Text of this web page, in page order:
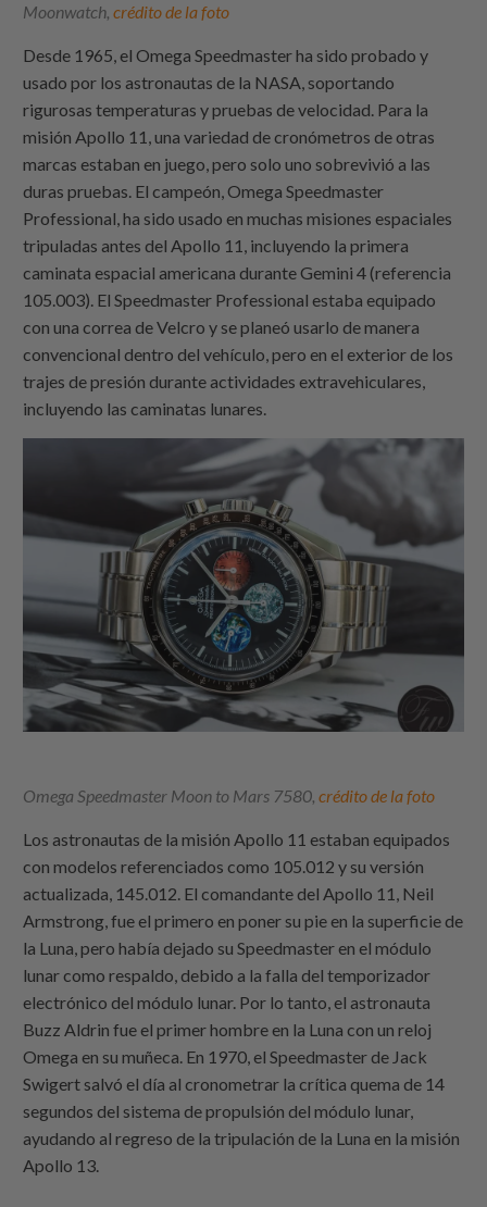
Moonwatch, crédito de la foto
Desde 1965, el Omega Speedmaster ha sido probado y
usado por los astronautas de la NASA, soportando
rigurosas temperaturas y pruebas de velocidad. Para la
misión Apollo 11, una variedad de cronómetros de otras
marcas estaban en juego, pero solo uno sobrevivió a las
duras pruebas. El campeón, Omega Speedmaster
Professional, ha sido usado en muchas misiones espaciales
tripuladas antes del Apollo 11, incluyendo la primera
caminata espacial americana durante Gemini 4 (referencia
105.003). El Speedmaster Professional estaba equipado
con una correa de Velcro y se planeó usarlo de manera
convencional dentro del vehículo, pero en el exterior de los
trajes de presión durante actividades extravehiculares,
incluyendo las caminatas lunares.
Omega Speedmaster Moon to Mars 7580, crédito de la foto
Los astronautas de la misión Apollo 11 estaban equipados
con modelos referenciados como 105.012 y su versión
actualizada, 145.012. El comandante del Apollo 11, Neil
Armstrong, fue el primero en poner su pie en la superficie de
la Luna, pero había dejado su Speedmaster en el módulo
lunar como respaldo, debido a la falla del temporizador
electrónico del módulo lunar. Por lo tanto, el astronauta
Buzz Aldrin fue el primer hombre en la Luna con un reloj
Omega en su muñeca. En 1970, el Speedmaster de Jack
Swigert salvó el día al cronometrar la crítica quema de 14
segundos del sistema de propulsión del módulo lunar,
ayudando al regreso de la tripulación de la Luna en la misión
Apollo 13.